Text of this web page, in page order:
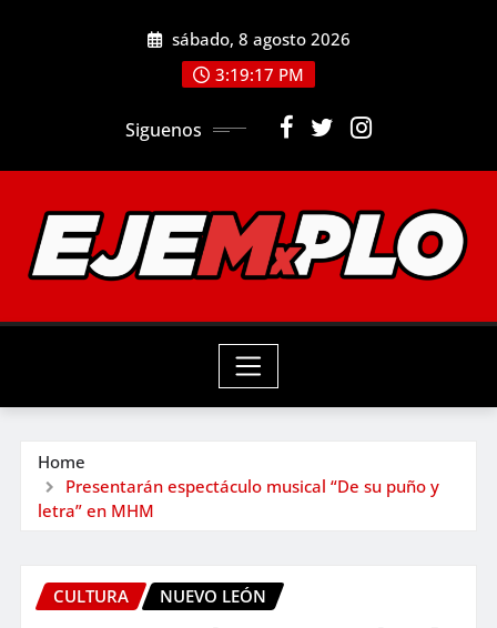
sábado, 8 agosto 2026
3:19:18 PM
Siguenos
Home
Presentarán espectáculo musical “De su puño y
letra” en MHM
CULTURA NUEVO LEÓN